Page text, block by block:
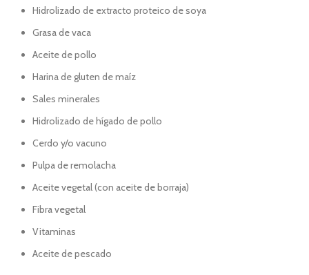
Hidrolizado de extracto proteico de soya
Grasa de vaca
Aceite de pollo
Harina de gluten de maíz
Sales minerales
Hidrolizado de hígado de pollo
Cerdo y/o vacuno
Pulpa de remolacha
Aceite vegetal (con aceite de borraja)
Fibra vegetal
Vitaminas
Aceite de pescado